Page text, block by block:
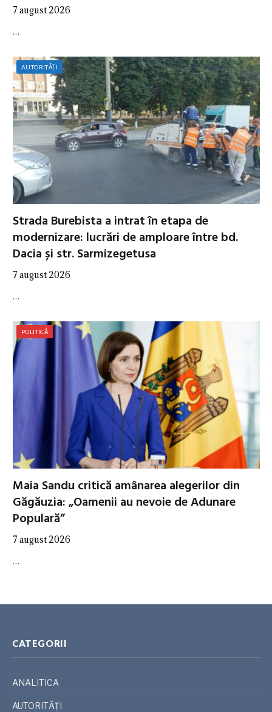
7 august 2026
…
AUTORITĂȚI
Strada Burebista a intrat în etapa de
modernizare: lucrări de amploare între bd.
Dacia și str. Sarmizegetusa
7 august 2026
…
POLITICĂ
Maia Sandu critică amânarea alegerilor din
Găgăuzia: „Oamenii au nevoie de Adunare
Populară”
7 august 2026
…
CATEGORII
ANALITICA
AUTORITĂȚI